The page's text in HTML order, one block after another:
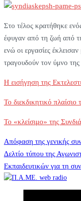
Στο τέλος κρατήθηκε
έφυγαν από τη ζωή από
ενώ οι εργασίες
τραγουδούν τον ύμνο της
Η εισήγηση της
Το διεκδικητικό
Το «κλείσιμο» της
Απόφαση της γενικής
Δελτίο τύπου της
Εκπαιδευτικών για τη